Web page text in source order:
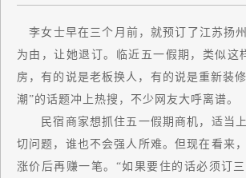
李女士早在三个月前，就预订了江苏扬
为由，让她退订。临近五一假期，类似
房，有的说是老板换人，有的说是重新装
潮”的话题冲上热搜，不少网友大呼离谱。
民宿商家想抓住五一假期商机，适当上
切问题，谁也不会强人所难。但现在看来
涨价后再赚一笔。“如果要住的话必须订